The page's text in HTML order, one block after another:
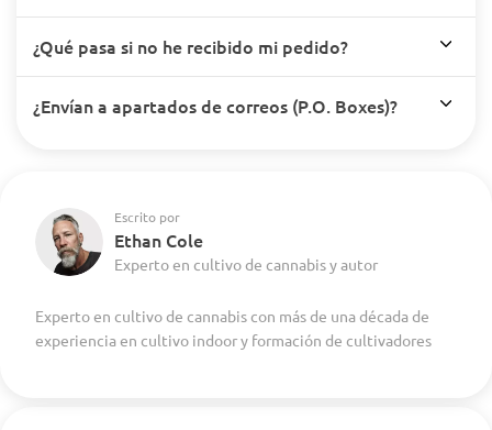
¿Qué pasa si no he recibido mi pedido?
¿Envían a apartados de correos (P.O. Boxes)?
Escrito por
Ethan Cole
Experto en cultivo de cannabis y autor
Experto en cultivo de cannabis con más de una década de
experiencia en cultivo indoor y formación de cultivadores